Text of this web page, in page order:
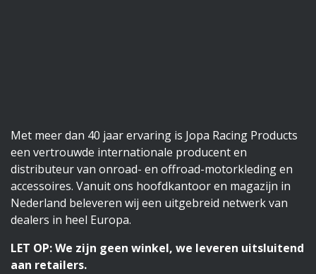
Met meer dan 40 jaar ervaring is Jopa Racing Products
een vertrouwde internationale producent en
distributeur van onroad- en offroad-motorkleding en
accessoires. Vanuit ons hoofdkantoor en magazijn in
Nederland beleveren wij een uitgebreid netwerk van
dealers in heel Europa.
LET OP: We zijn geen winkel, we leveren uitsluitend
aan retailers.